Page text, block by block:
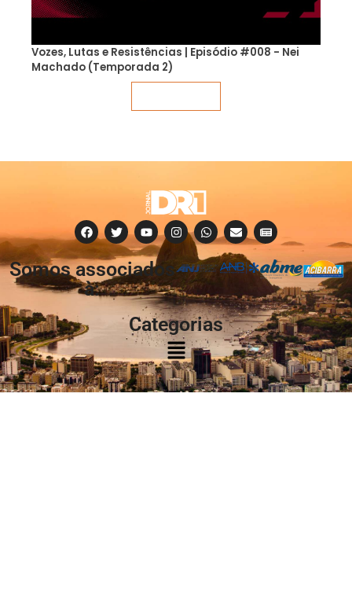
Vozes, Lutas e Resistências | Episódio #008 - Nei
Machado (Temporada 2)
Somos associados
à:
Categorias